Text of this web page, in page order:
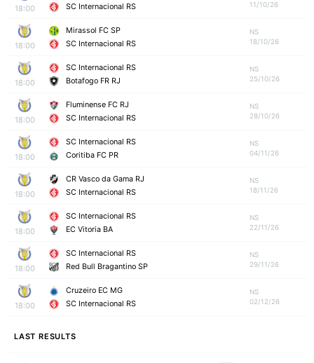
18:00
SC Internacional RS
11/10/26
18:00
Mirassol FC SP
SC Internacional RS
NS
18/10/26
18:00
SC Internacional RS
Botafogo FR RJ
NS
25/10/26
18:00
Fluminense FC RJ
SC Internacional RS
NS
28/10/26
18:00
SC Internacional RS
Coritiba FC PR
NS
04/11/26
18:00
CR Vasco da Gama RJ
SC Internacional RS
NS
18/11/26
18:00
SC Internacional RS
EC Vitoria BA
NS
22/11/26
18:00
SC Internacional RS
Red Bull Bragantino SP
NS
29/11/26
18:00
Cruzeiro EC MG
SC Internacional RS
NS
02/12/26
LAST RESULTS